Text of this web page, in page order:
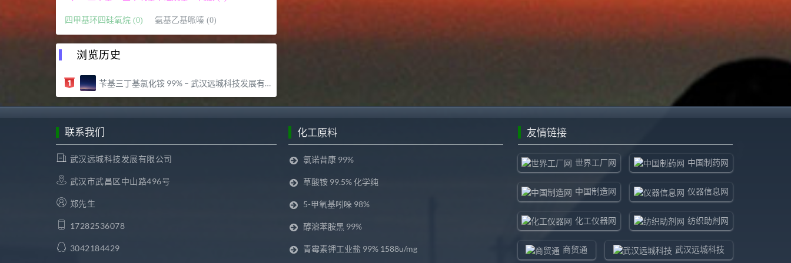
四甲基环四硅氧烷 (0) 氨基乙基哌嗪 (0)
浏览历史
苄基三丁基氯化铵 99% – 武汉远城科技发展有限公司
联系我们
武汉远城科技发展有限公司
武汉市武昌区中山路496号
郑先生
17282536078
3042184429
化工原料
氯诺昔康 99%
草酸铵 99.5% 化学纯
5-甲氧基吲哚 98%
醇溶苯胺黑 99%
青霉素钾工业盐 99% 1588u/mg
友情链接
世界工厂网 中国制药网
中国制造网 仪器信息网
化工仪器网 纺织助剂网
商贸通 武汉远城科技